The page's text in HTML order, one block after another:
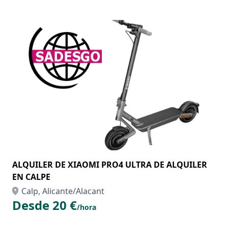
ALQUILER DE XIAOMI PRO4 ULTRA DE ALQUILER
EN CALPE
Calp, Alicante/Alacant
Desde 20 €/hora